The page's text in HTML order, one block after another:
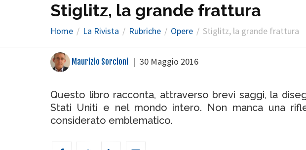
Stiglitz, la grande frattura
Home La Rivista Rubriche Opere Stiglitz, la grande frattura
Maurizio Sorcioni | 30 Maggio 2016
Questo libro racconta, attraverso brevi saggi, la
Stati Uniti e nel mondo intero. Non manca una
considerato emblematico.